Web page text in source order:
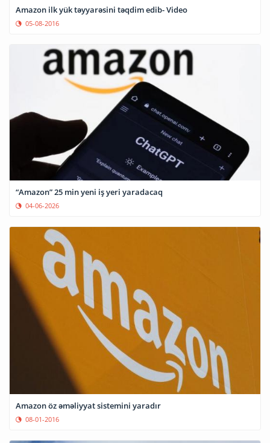
Amazon ilk yük təyyarəsini təqdim edib- Video
05-08-2016
“Amazon” 25 min yeni iş yeri yaradacaq
04-06-2026
Amazon öz əməliyyat sistemini yaradır
08-01-2016